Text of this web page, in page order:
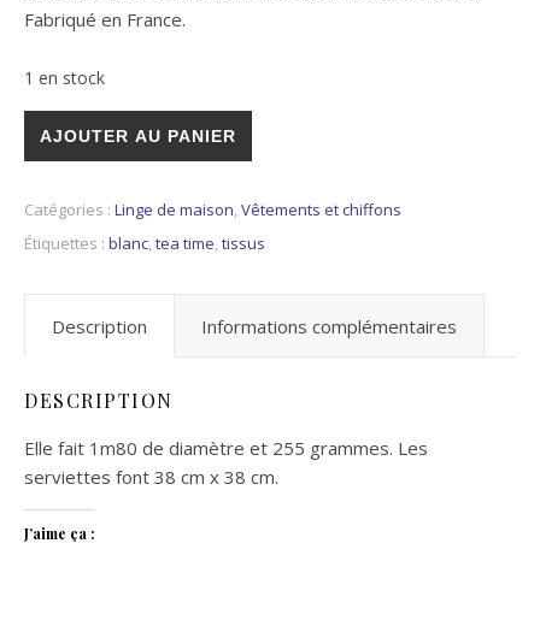
Fabriqué en France.
1 en stock
AJOUTER AU PANIER
Catégories : Linge de maison,Vêtements et chiffons
Étiquettes : blanc,tea time,tissus
Description Informations complémentaires
DESCRIPTION
Elle fait 1m80 de diamètre et 255 grammes. Les
serviettes font 38 cm x 38 cm.
J’aime ça :